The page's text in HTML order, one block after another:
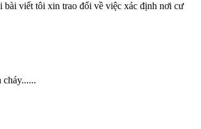
bài viết tôi xin trao đổi về việc xác định nơi cư